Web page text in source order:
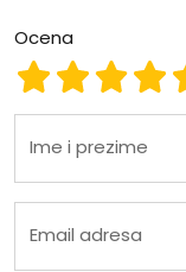
Ocena
Ocena 2
Ocena 1
Ime i prezime
Email adresa